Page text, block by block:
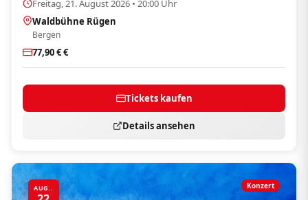
Freitag, 21. August 2026 • 20:00 Uhr
Waldbühne Rügen
Bergen
77,90 € €
Tickets kaufen
Details ansehen
AUG.. Konzert